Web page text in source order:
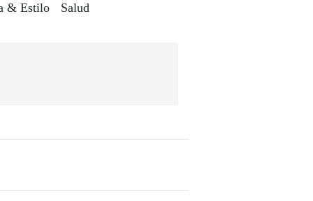
& Estilo Salud
Digital